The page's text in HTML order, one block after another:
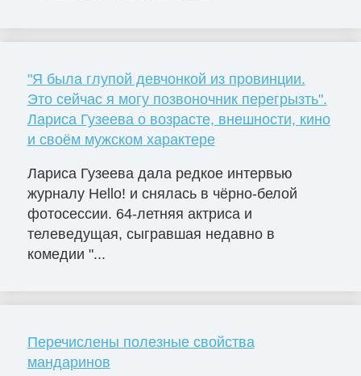
"Я была глупой девчонкой из провинции.
Это сейчас я могу позвоночник перегрызть".
Лариса Гузеева о возрасте, внешности, кино
и своём мужском характере
Лариса Гузеева дала редкое интервью
журналу Hello! и снялась в чёрно-белой
фотосессии. 64-летняя актриса и
телеведущая, сыгравшая недавно в
комедии "...
Перечислены полезные свойства
мандаринов